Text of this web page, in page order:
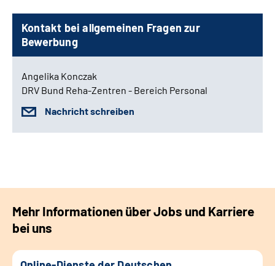
Kontakt bei allgemeinen Fragen zur
Bewerbung
Angelika Konczak
DRV Bund Reha-Zentren - Bereich Personal
Nachricht schreiben
Mehr Informationen über Jobs und Karriere
bei uns